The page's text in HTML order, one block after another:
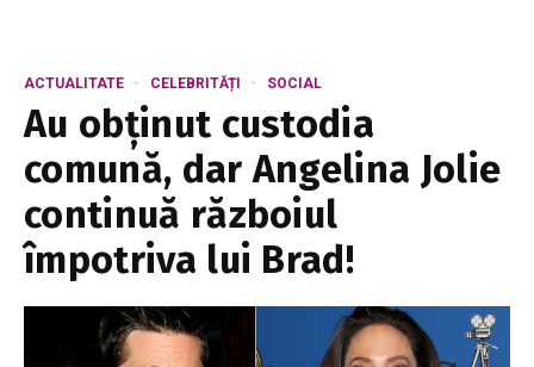
ACTUALITATE CELEBRITĂȚI SOCIAL
Au obținut custodia
comună, dar Angelina Jolie
continuă războiul
împotriva lui Brad!